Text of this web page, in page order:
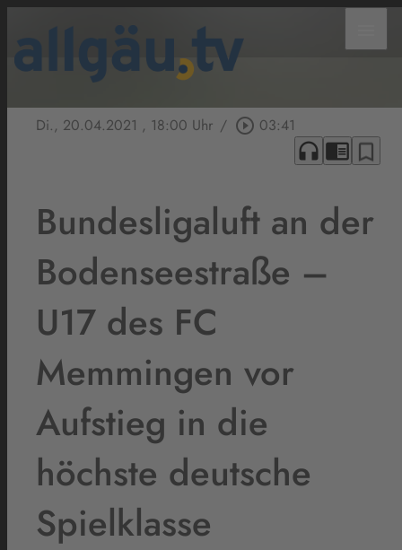
Di., 20.04.2021 , 18:00 Uhr / play_circle_outline 03:41
headphones chrome_reader_mode bookmark_border
Bundesligaluft an der
Bodenseestraße –
U17 des FC
Memmingen vor
Aufstieg in die
höchste deutsche
Spielklasse